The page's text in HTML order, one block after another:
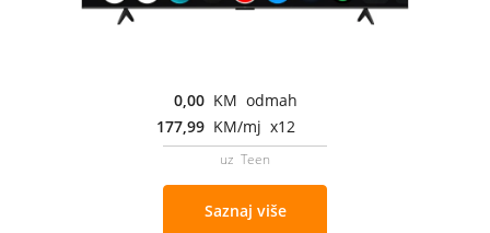
0,00 KM odmah
177,99 KM/mj x12
uz Teen
Saznaj više